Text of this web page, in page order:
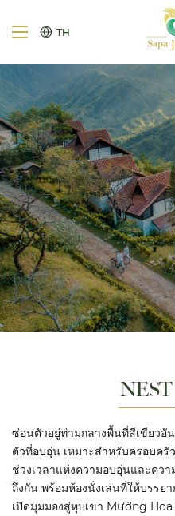
TH
ซ่อนตัวอยู่ท่ามกลางพื้นที่สีเขียว
ตัวที่อบอุ่น เหมาะสำหรับครอบครั
ช่วงเวลาแห่งความอบอุ่นและคว
ถึงกัน พร้อมห้องนั่งเล่นที่ให้บรรย
เปิดมุมมองสู่หุบเขา Mường